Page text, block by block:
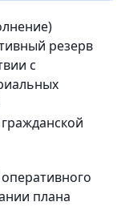
резерв
с
плана